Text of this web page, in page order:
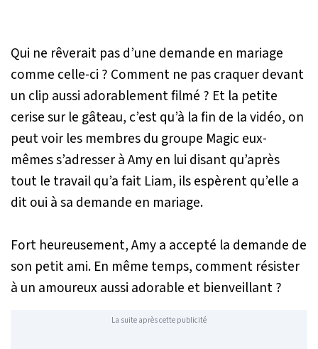
Qui ne rêverait pas d’une demande en mariage
comme celle-ci ? Comment ne pas craquer devant
un clip aussi adorablement filmé ? Et la petite
cerise sur le gâteau, c’est qu’à la fin de la vidéo, on
peut voir les membres du groupe Magic eux-
mêmes s’adresser à Amy en lui disant qu’après
tout le travail qu’a fait Liam, ils espèrent qu’elle a
dit oui à sa demande en mariage.
Fort heureusement, Amy a accepté la demande de
son petit ami. En même temps, comment résister
à un amoureux aussi adorable et bienveillant ?
La suite après cette publicité